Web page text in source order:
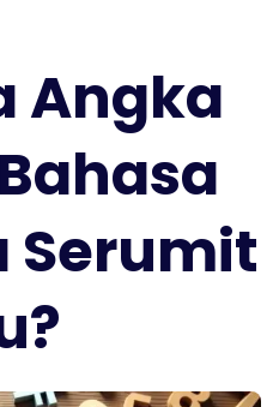
Angka
Serumit